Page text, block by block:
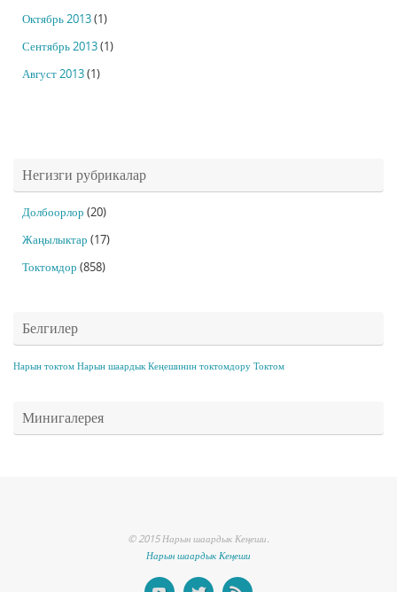
Октябрь 2013(1)
Сентябрь 2013(1)
Август 2013(1)
Негизги рубрикалар
Долбоорлор (20)
Жаңылыктар (17)
Токтомдор (858)
Белгилер
Нарын токтом Нарын шаардык Кеңешинин токтомдору Токтом
Минигалерея
© 2015 Нарын шаардык Кеңеши.
Нарын шаардык Кеңеши